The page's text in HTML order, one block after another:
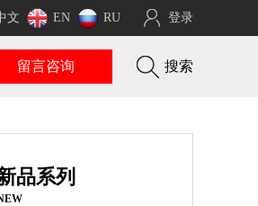
登录
文 EN RU
留言咨询 搜索
品系列